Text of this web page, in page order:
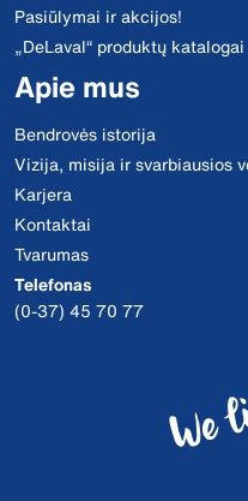
Pasiūlymai ir akcijos!
„DeLaval“ produktų katalogai
Apie mus
Bendrovės istorija
Vizija, misija ir svarbiausios
Karjera
Kontaktai
Tvarumas
Telefonas
(0-37) 45 70 77